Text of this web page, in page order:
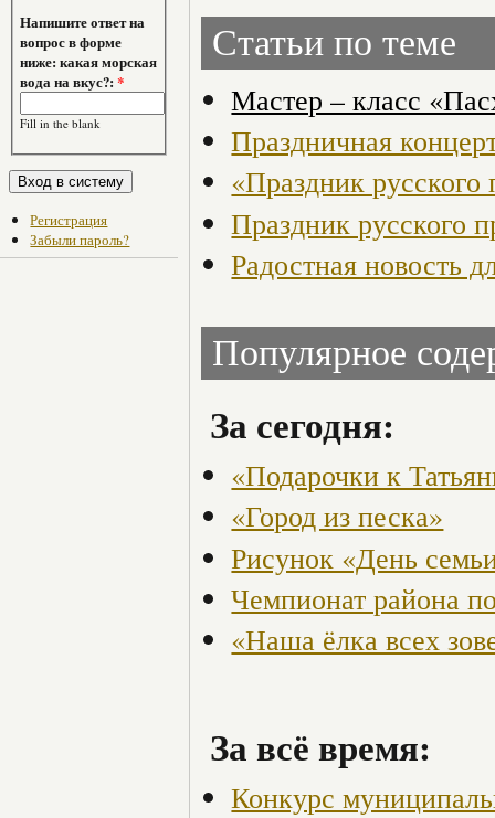
Напишите ответ на
вопрос в форме
ниже: какая морская
вода на вкус?:*
Fill in the blank
Регистрация
Забыли пароль?
Статьи по теме
Мастер – класс
Праздничная
«Праздник
Праздник русского
Радостная новость
Популярное
За сегодня:
«Подарочки к
«Город из песка»
Рисунок «День
Чемпионат района
«Наша ёлка всех
За всё время:
Конкурс